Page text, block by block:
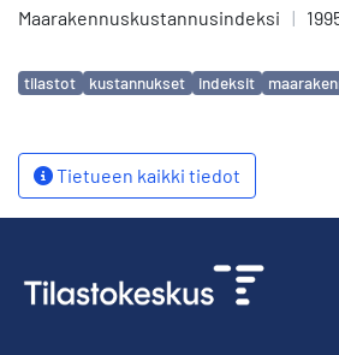
Maarakennuskustannusindeksi |
Avainsanat
tilastot kustannukset indeksit
Tietueen kaikki tiedot